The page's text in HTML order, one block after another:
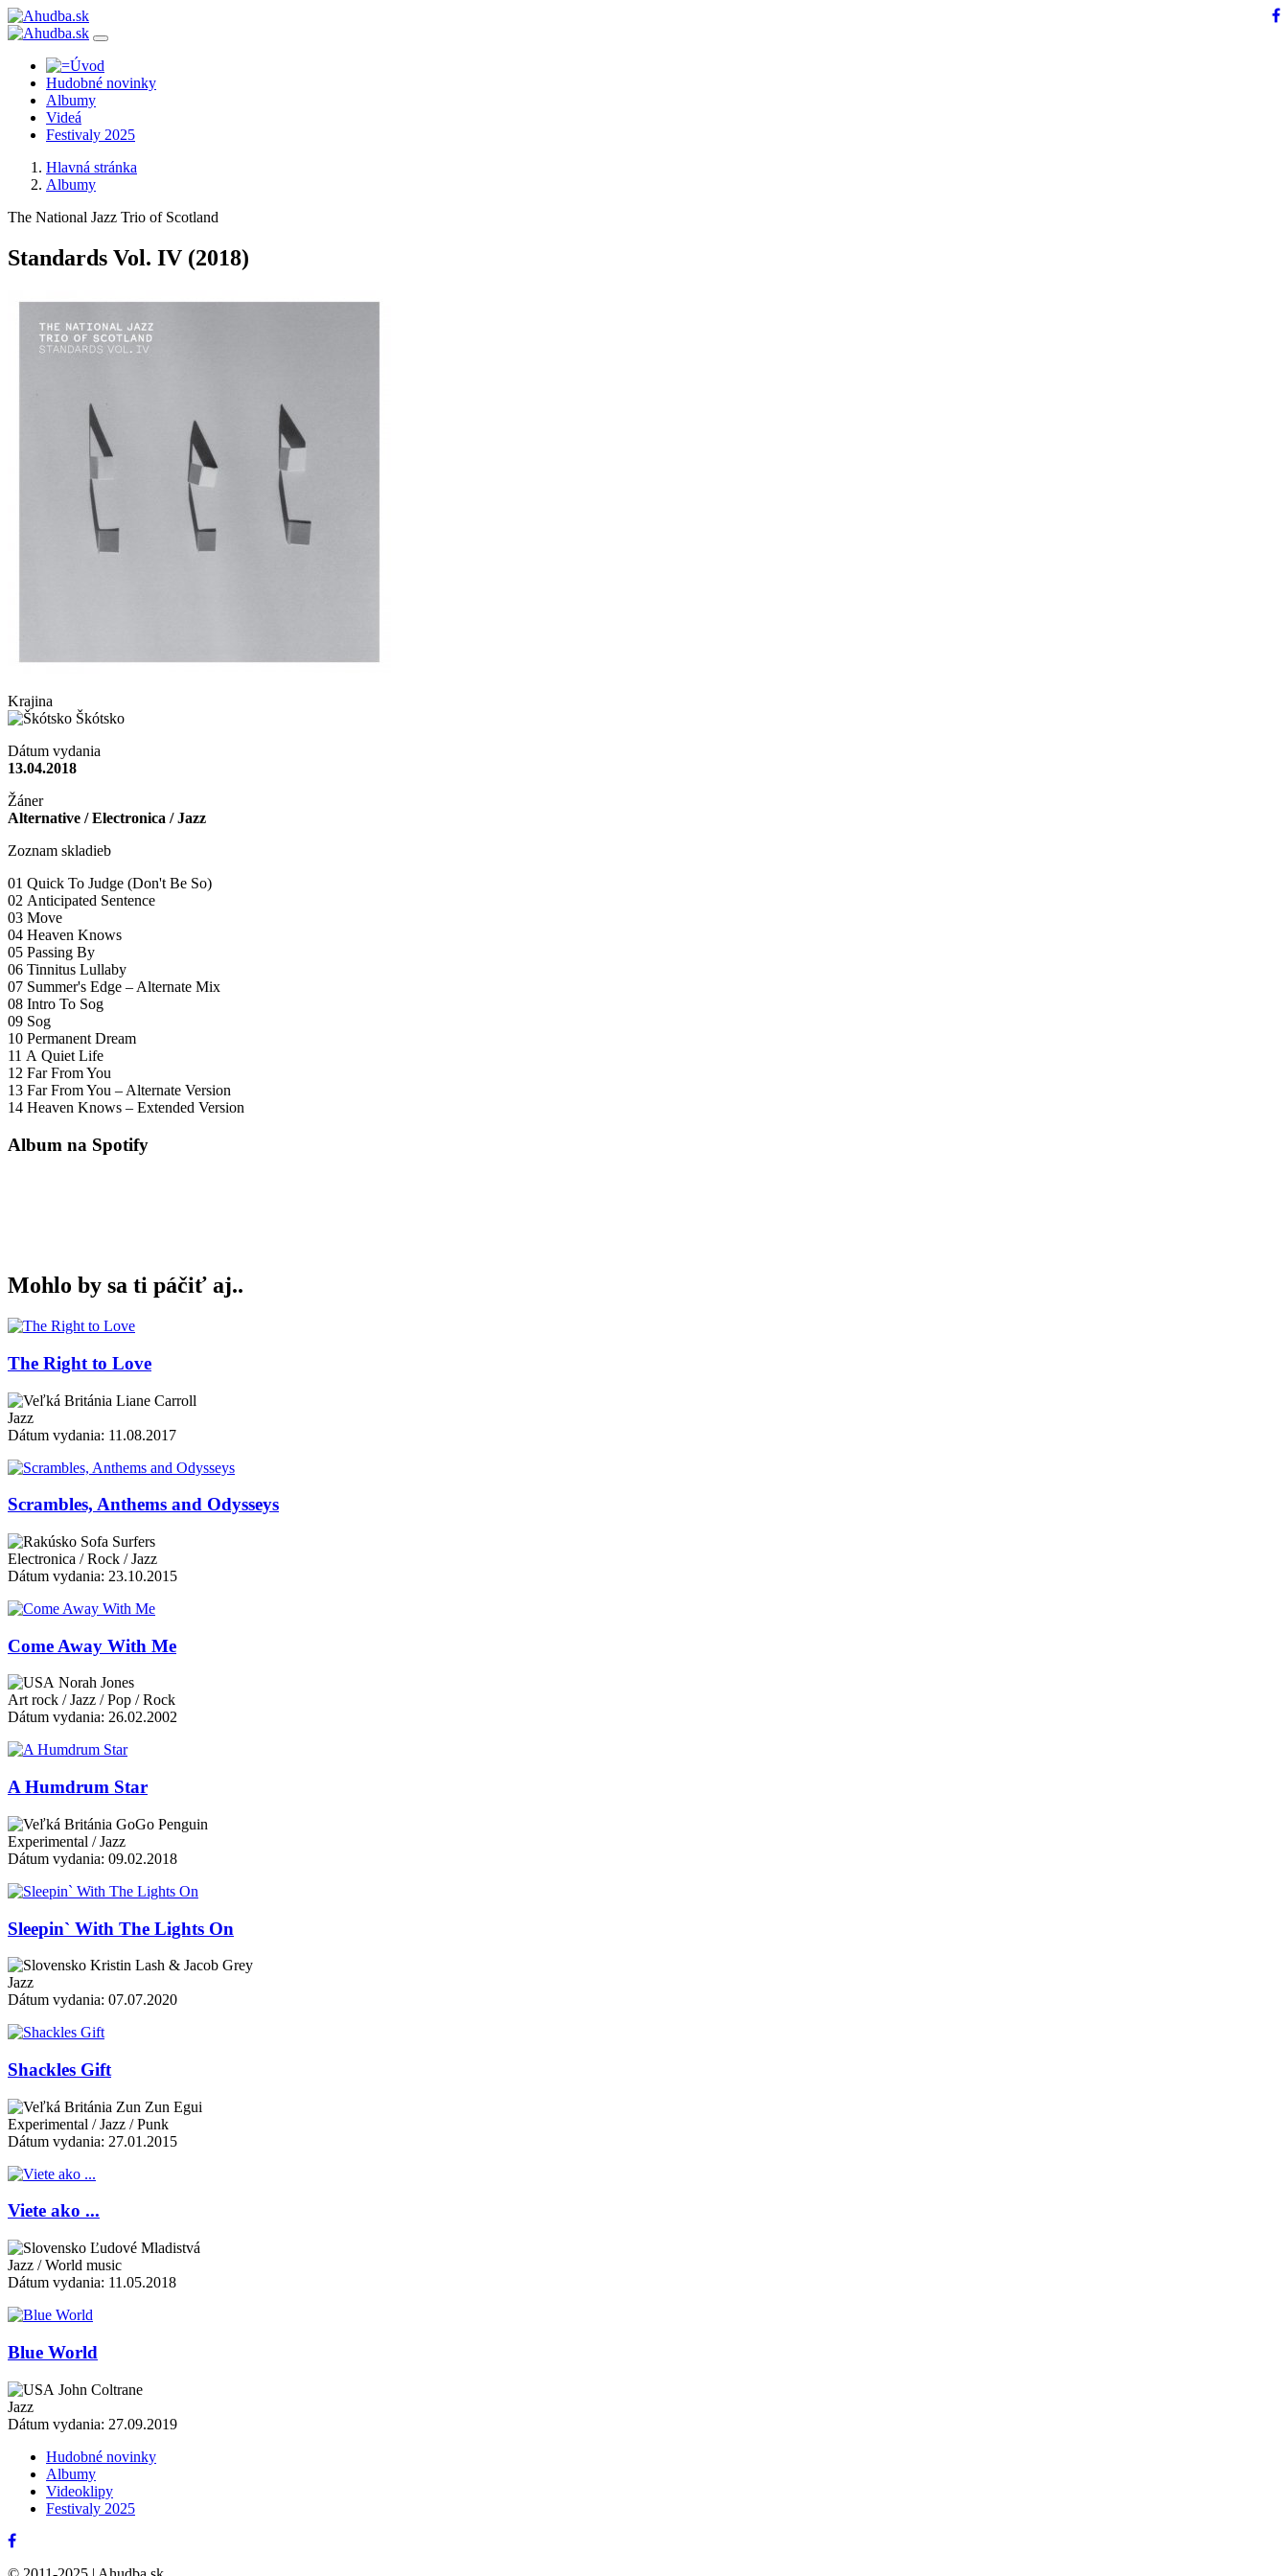
Hudobné novinky
Albumy
Videá
Festivaly 2025
Hlavná stránka
Albumy
The National Jazz Trio of Scotland
Standards Vol. IV (2018)
Krajina
Škótsko
Dátum vydania
13.04.2018
Žáner
Alternative / Electronica / Jazz
Zoznam skladieb
01 Quick To Judge (Don't Be So)
02 Anticipated Sentence
03 Move
04 Heaven Knows
05 Passing By
06 Tinnitus Lullaby
07 Summer's Edge – Alternate Mix
08 Intro To Sog
09 Sog
10 Permanent Dream
11 A Quiet Life
12 Far From You
13 Far From You – Alternate Version
14 Heaven Knows – Extended Version
Album na Spotify
Mohlo by sa ti páčiť aj..
The Right to Love
Liane Carroll
Jazz
Dátum vydania: 11.08.2017
Scrambles, Anthems and Odysseys
Sofa Surfers
Electronica / Rock / Jazz
Dátum vydania: 23.10.2015
Come Away With Me
Norah Jones
Art rock / Jazz / Pop / Rock
Dátum vydania: 26.02.2002
A Humdrum Star
GoGo Penguin
Experimental / Jazz
Dátum vydania: 09.02.2018
Sleepin` With The Lights On
Kristin Lash & Jacob Grey
Jazz
Dátum vydania: 07.07.2020
Shackles Gift
Zun Zun Egui
Experimental / Jazz / Punk
Dátum vydania: 27.01.2015
Viete ako ...
Ľudové Mladistvá
Jazz / World music
Dátum vydania: 11.05.2018
Blue World
John Coltrane
Jazz
Dátum vydania: 27.09.2019
Hudobné novinky
Albumy
Videoklipy
Festivaly 2025